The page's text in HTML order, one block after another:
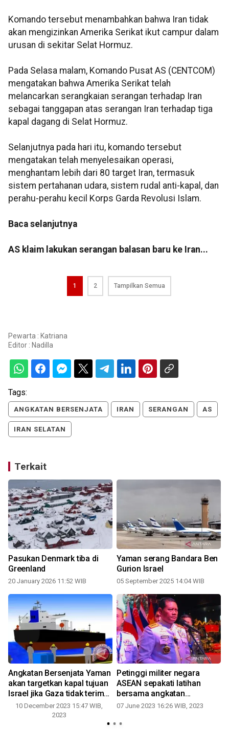
Komando tersebut menambahkan bahwa Iran tidak
akan mengizinkan Amerika Serikat ikut campur dalam
urusan di sekitar Selat Hormuz.
Pada Selasa malam, Komando Pusat AS (CENTCOM)
mengatakan bahwa Amerika Serikat telah
melancarkan serangkaian serangan terhadap Iran
sebagai tanggapan atas serangan Iran terhadap tiga
kapal dagang di Selat Hormuz.
Selanjutnya pada hari itu, komando tersebut
mengatakan telah menyelesaikan operasi,
menghantam lebih dari 80 target Iran, termasuk
sistem pertahanan udara, sistem rudal anti-kapal, dan
perahu-perahu kecil Korps Garda Revolusi Islam.
Baca selanjutnya
AS klaim lakukan serangan balasan baru ke Iran...
1 2 Tampilkan Semua
Pewarta : Katriana
Editor : Nadilla
Tags:
ANGKATAN BERSENJATA IRAN SERANGAN AS
IRAN SELATAN
Terkait
Pasukan Denmark tiba di
Greenland
20 January 2026 11:52 WIB
Yaman serang Bandara Ben
Gurion Israel
05 September 2025 14:04 WIB
Angkatan Bersenjata Yaman
akan targetkan kapal tujuan
Israel jika Gaza tidak terima
makanan
10 December 2023 15:47 WIB,
2023
Petinggi militer negara
ASEAN sepakati latihan
bersama angkatan
bersenjata di Natuna Utara
07 June 2023 16:26 WIB, 2023